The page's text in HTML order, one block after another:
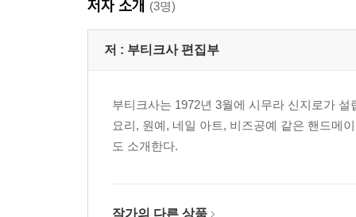
저자 소개 (3명)
저 : 부티크사 편집부
부티크사는 1972년 3월에 시무라 신지로가
요리, 원예, 네일 아트, 비즈공예 같은 핸드메
도 소개한다.
작가의 다른 상품